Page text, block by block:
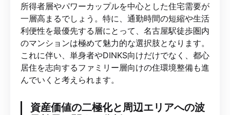
所得者層やパワーカップルを中心とした住宅需要が
一層高まるでしょう。特に、通勤時間の短縮や生活
利便性を最優先する層にとって、名古屋駅徒歩圏内
のマンションは極めて魅力的な選択肢となります。
これに伴い、単身者やDINKS向けだけでなく、都心
居住を志向するファミリー層向けの住環境整備も進
んでいくと考えられます。
資産価値の二極化と周辺エリアへの波